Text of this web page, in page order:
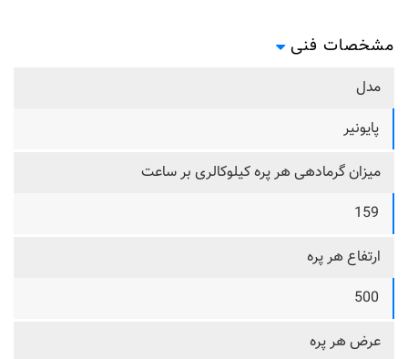
مشخصات فنی
مدل
پایونیر
میزان گرمادهی هر پره کیلوکالری بر ساعت
159
ارتفاع هر پره
500
عرض هر پره